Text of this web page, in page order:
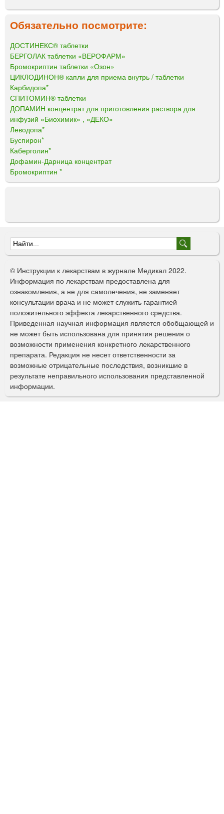
Обязательно посмотрите:
ДОСТИНЕКС® таблетки
БЕРГОЛАК таблетки «ВЕРОФАРМ»
Бромокриптин таблетки «Озон»
ЦИКЛОДИНОН® капли для приема внутрь / таблетки
Карбидопа*
СПИТОМИН® таблетки
ДОПАМИН концентрат для приготовления раствора для
инфузий «Биохимик» , «ДЕКО»
Леводопа*
Буспирон*
Каберголин*
Дофамин-Дарница концентрат
Бромокриптин *
Ф
о
р
м
а
п
о
и
с
к
© Инструкции к лекарствам в журнале Медикал 2022.
Информация по лекарствам предоставлена для
ознакомления, а не для самолечения, не заменяет
консультации врача и не может служить гарантией
положительного эффекта лекарственного средства.
Приведенная научная информация является обобщающей и
не может быть использована для принятия решения о
возможности применения конкретного лекарственного
препарата. Редакция не несет ответственности за
возможные отрицательные последствия, возникшие в
результате неправильного использования представленной
информации.